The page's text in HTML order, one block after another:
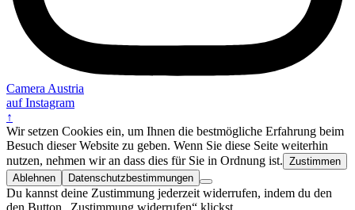
Camera Austria
auf Instagram
↑
Wir setzen Cookies ein, um Ihnen die bestmögliche Erfahrung beim
Besuch dieser Website zu geben. Wenn Sie diese Seite weiterhin
nutzen, nehmen wir an dass dies für Sie in Ordnung ist. Zustimmen
Ablehnen
Datenschutzbestimmungen
Du kannst deine Zustimmung jederzeit widerrufen, indem du den
den Button „Zustimmung widerrufen“ klickst.